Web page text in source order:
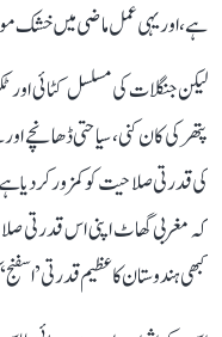
ہے، اور یہی عمل ماضی میں خشک
لیکن جنگلات کی مسلسل کٹائی اور
پتھر کی کان کنی، سیاحتی ڈھانچے
کی قدرتی صلاحیت کو کمزور کر
کہ مغربی گھاٹ اپنی اس قدرتی
کبھی ہندوستان کا عظیم قدرتی ’اسفنج‘